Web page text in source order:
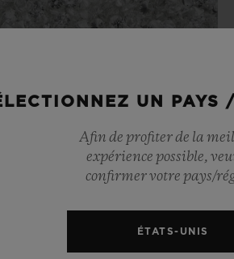
UN PAYS
Afin de profiter de la
expérience possible,
confirmer votre pays/
ÉTATS-UNIS